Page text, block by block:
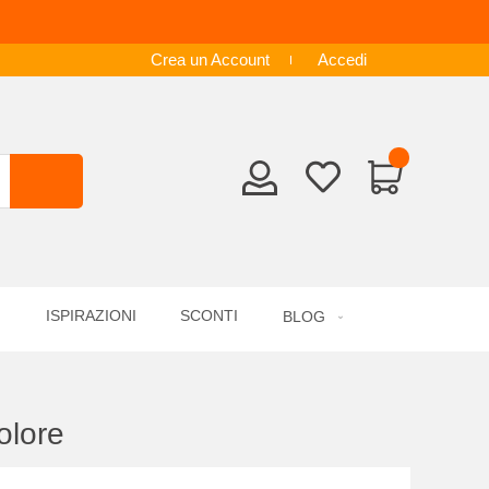
Crea un Account Accedi
ISPIRAZIONI SCONTI BLOG